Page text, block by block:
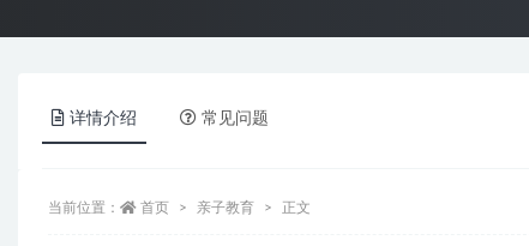
详情介绍 常见问题
当前位置： 首页 亲子教育 正文